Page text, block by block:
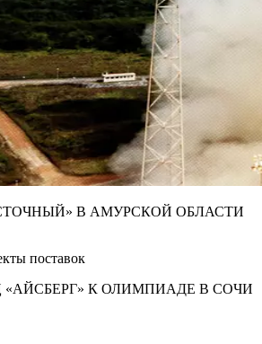
В АМУРСКОЙ ОБЛАСТИ
К ОЛИМПИАДЕ В СОЧИ